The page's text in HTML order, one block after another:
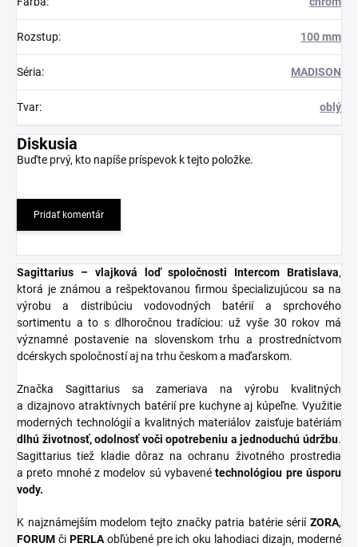
Rozstup: 100 mm
Séria: MADISON
Tvar: oblý
Diskusia
Buďte prvý, kto napíše príspevok k tejto položke.
Pridať komentár
Sagittarius – vlajková loď spoločnosti Intercom Bratislava,
ktorá je známou a rešpektovanou firmou špecializujúcou sa na
výrobu a distribúciu vodovodných batérií a sprchového
sortimentu a to s dlhoročnou tradíciou: už vyše 30 rokov má
významné postavenie na slovenskom trhu a prostredníctvom
dcérskych spoločností aj na trhu českom a maďarskom.
Značka Sagittarius sa zameriava na výrobu kvalitných
a dizajnovo atraktívnych batérií pre kuchyne aj kúpeľne. Využitie
moderných technológií a kvalitných materiálov zaisťuje batériám
dlhú životnosť, odolnosť voči opotrebeniu a jednoduchú údržbu.
Sagittarius tiež kladie dôraz na ochranu životného prostredia
a preto mnohé z modelov sú vybavenétechnológiou pre úsporu
vody.
K najznámejším modelom tejto značky patria batérie sérií ZORA,
FORUM či PERLAobľúbené pre ich oku lahodiaci dizajn, moderné